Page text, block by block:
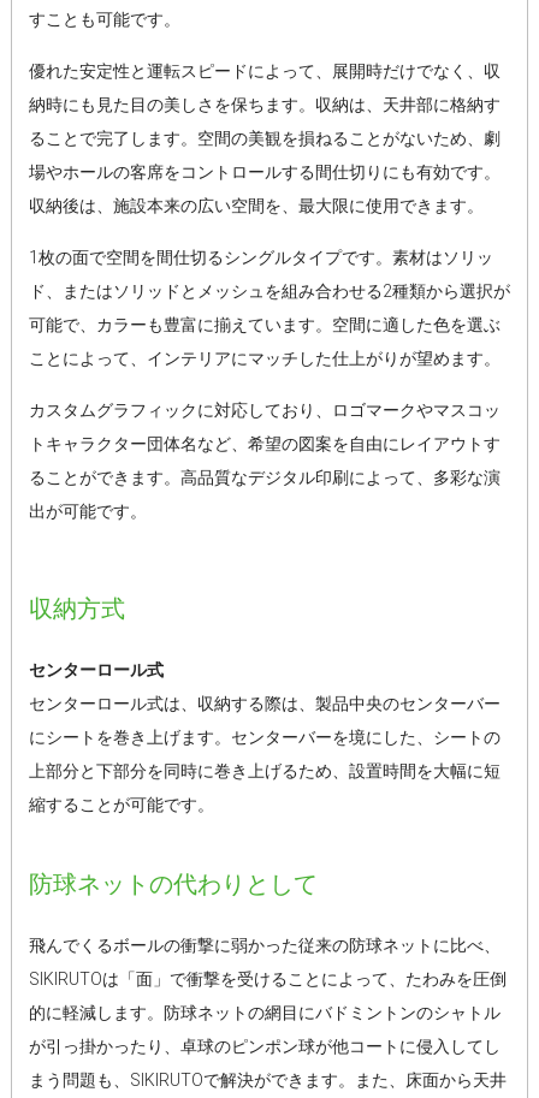
すことも可能です。
優れた安定性と運転スピードによって、展開時だけでなく、収
納時にも見た目の美しさを保ちます。収納は、天井部に格納す
ることで完了します。空間の美観を損ねることがないため、劇
場やホールの客席をコントロールする間仕切りにも有効です。
収納後は、施設本来の広い空間を、最大限に使用できます。
1枚の面で空間を間仕切るシングルタイプです。素材はソリッ
ド、またはソリッドとメッシュを組み合わせる2種類から選択が
可能で、カラーも豊富に揃えています。空間に適した色を選ぶ
ことによって、インテリアにマッチした仕上がりが望めます。
カスタムグラフィックに対応しており、ロゴマークやマスコッ
トキャラクター団体名など、希望の図案を自由にレイアウトす
ることができます。高品質なデジタル印刷によって、多彩な演
出が可能です。
収納方式
センターロール式
センターロール式は、収納する際は、製品中央のセンターバー
にシートを巻き上げます。センターバーを境にした、シートの
上部分と下部分を同時に巻き上げるため、設置時間を大幅に短
縮することが可能です。
防球ネットの代わりとして
飛んでくるボールの衝撃に弱かった従来の防球ネットに比べ、
SIKIRUTOは「面」で衝撃を受けることによって、たわみを圧倒
的に軽減します。防球ネットの網目にバドミントンのシャトル
が引っ掛かったり、卓球のピンポン球が他コートに侵入してし
まう問題も、SIKIRUTOで解決ができます。また、床面から天井